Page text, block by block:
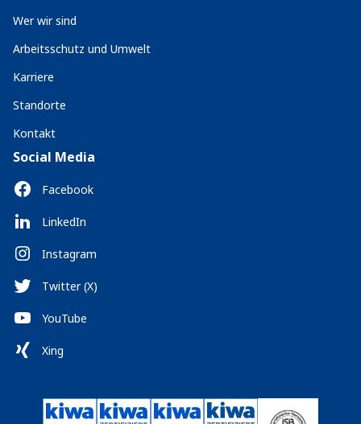
Wer wir sind
Arbeitsschutz und Umwelt
Karriere
Standorte
Kontakt
Social Media
Facebook
LinkedIn
Instagram
Twitter (X)
YouTube
Xing